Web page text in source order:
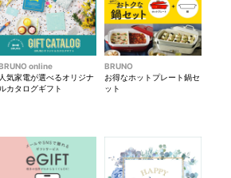
online
人気家電が選べるオリジナ
ルカタログギフト
BRUNO
お得なホットプレート鍋セ
ット